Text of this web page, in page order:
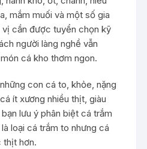
mắm muối và một số gia
cần được tuyển chọn kỹ
người làng nghề vẫn
cá kho thơm ngon.
con cá to, khỏe, nặng
ít xương nhiều thịt, giàu
lưu ý phân biệt cá trắm
loại cá trắm to nhưng cá
thịt hơn.